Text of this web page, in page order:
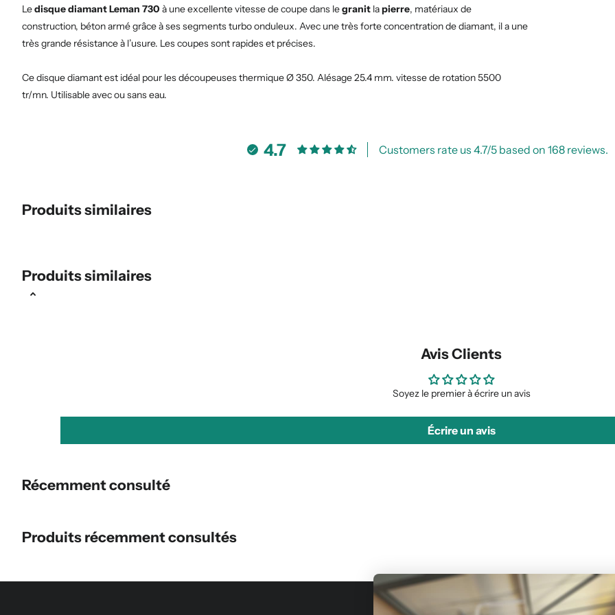
Ledisque diamant Leman 730 à une excellente vitesse de coupe dans legranit lapierre, matériaux de
construction, béton armé grâce à ses segments turbo onduleux. Avec une très forte concentration de diamant, il a une
très grande résistance à l’usure. Les coupes sont rapides et précises.
Ce disque diamant est idéal pour les découpeuses thermique Ø 350. Alésage 25.4 mm. vitesse de rotation 5500
tr/mn. Utilisable avec ou sans eau.
4.7 Customers rate us 4.7/5 based on 168 reviews.
Produits similaires
Produits similaires
Avis Clients
Soyez le premier à écrire un avis
Écrire un avis
Récemment consulté
Produits récemment consultés